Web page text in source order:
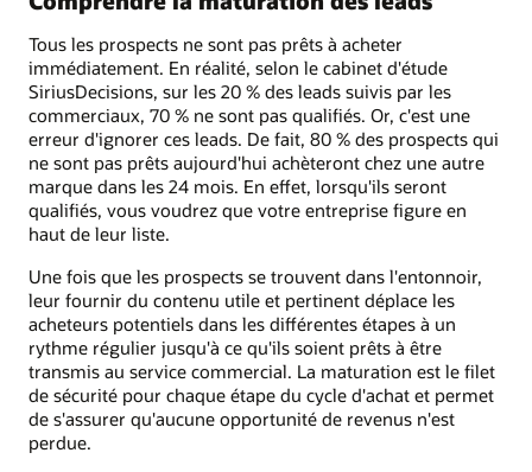
Tous les prospects ne sont pas prêts à acheter
immédiatement. En réalité, selon le cabinet d'étude
SiriusDecisions, sur les 20 % des leads suivis par les
commerciaux, 70 % ne sont pas qualifiés. Or, c'est une
erreur d'ignorer ces leads. De fait, 80 % des prospects qui
ne sont pas prêts aujourd'hui achèteront chez une autre
marque dans les 24 mois. En effet, lorsqu'ils seront
qualifiés, vous voudrez que votre entreprise figure en
haut de leur liste.
Une fois que les prospects se trouvent dans l'entonnoir,
leur fournir du contenu utile et pertinent déplace les
acheteurs potentiels dans les différentes étapes à un
rythme régulier jusqu'à ce qu'ils soient prêts à être
transmis au service commercial. La maturation est le filet
de sécurité pour chaque étape du cycle d'achat et permet
de s'assurer qu'aucune opportunité de revenus n'est
perdue.